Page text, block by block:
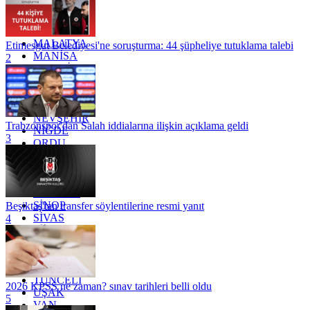
KONYA
KÜTAHYA
KİLİS
MALATYA
MANİSA
MARDİN
MERSİN
MUĞLA
MUŞ
NEVŞEHİR
NİĞDE
ORDU
OSMANİYE
RİZE
SAKARYA
SİNOP
SİVAS
SİİRT
TEKİRDAĞ
TOKAT
TRABZON
TUNCELİ
UŞAK
VAN
Etimesgut Belediyesi'ne soruşturma: 44 şüpheliye tutuklama talebi
2
Trabzonspor'dan Salah iddialarına ilişkin açıklama geldi
3
Beşiktaş'tan transfer söylentilerine resmi yanıt
4
2026 KPSS ne zaman? sınav tarihleri belli oldu
5